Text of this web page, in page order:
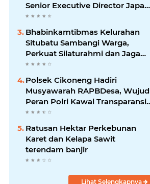
Senior Executive Director Japan
Association for Construction
(JAC) Yugo Okamoto dalam
pertemuan resmi
Bhabinkamtibmas Kelurahan
Situbatu Sambangi Warga,
Perkuat Silaturahmi dan Jaga
Kondusivitas Wilayah
Polsek Cikoneng Hadiri
Musyawarah RAPBDesa, Wujud
Peran Polri Kawal Transparansi
dan Kamtibmas Desa
Sindangkasih
Ratusan Hektar Perkebunan
Karet dan Kelapa Sawit
terendam banjir
Lihat Selengkapnya